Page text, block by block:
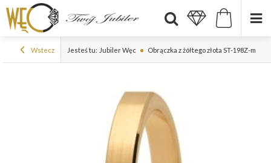
Wstecz Jesteś tu: Jubiler Węc Obrączka z żółtego złota ST-198Z-m